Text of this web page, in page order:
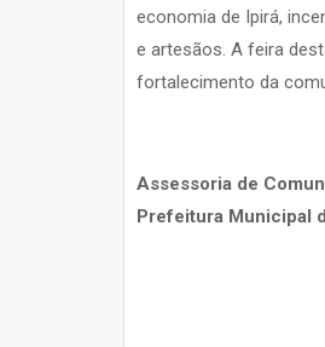
economia de Ipirá,
e artesãos. A feira
fortalecimento da
Assessoria de
Prefeitura Municipal